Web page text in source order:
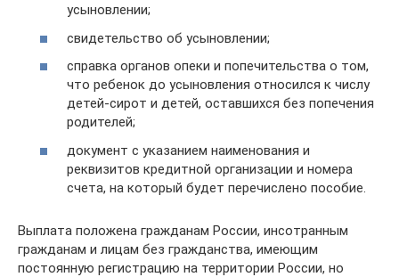
усыновлении;
свидетельство об усыновлении;
справка органов опеки и попечительства о том,
что ребенок до усыновления относился к числу
детей-сирот и детей, оставшихся без попечения
родителей;
документ с указанием наименования и
реквизитов кредитной организации и номера
счета, на который будет перечислено пособие.
Выплата положена гражданам России, инсотранным
гражданам и лицам без гражданства, имеющим
постоянную регистрацию на территории России, но